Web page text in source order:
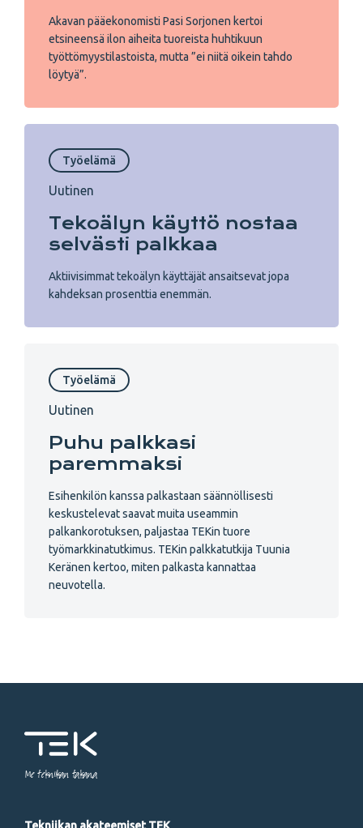
Akavan pääekonomisti Pasi Sorjonen kertoi
etsineensä ilon aiheita tuoreista huhtikuun
työttömyystilastoista, mutta ”ei niitä oikein tahdo
löytyä”.
Työelämä
Uutinen
Tekoälyn käyttö nostaa
selvästi palkkaa
Aktiivisimmat tekoälyn käyttäjät ansaitsevat jopa
kahdeksan prosenttia enemmän.
Työelämä
Uutinen
Puhu palkkasi
paremmaksi
Esihenkilön kanssa palkastaan säännöllisesti
keskustelevat saavat muita useammin
palkankorotuksen, paljastaa TEKin tuore
työmarkkinatutkimus. TEKin palkkatutkija Tuunia
Keränen kertoo, miten palkasta kannattaa
neuvotella.
Me tekniikan takana